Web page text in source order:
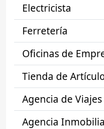
Electricista
Ferretería
Oficinas de
Tienda de
Agencia de Viajes
Agencia